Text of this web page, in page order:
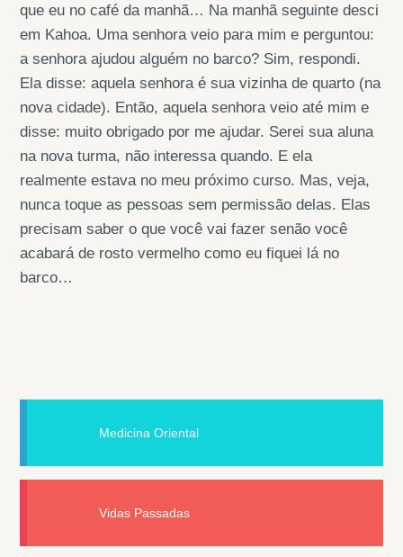
que eu no café da manhã… Na manhã seguinte desci
em Kahoa. Uma senhora veio para mim e perguntou:
a senhora ajudou alguém no barco? Sim, respondi.
Ela disse: aquela senhora é sua vizinha de quarto (na
nova cidade). Então, aquela senhora veio até mim e
disse: muito obrigado por me ajudar. Serei sua aluna
na nova turma, não interessa quando. E ela
realmente estava no meu próximo curso. Mas, veja,
nunca toque as pessoas sem permissão delas. Elas
precisam saber o que você vai fazer senão você
acabará de rosto vermelho como eu fiquei lá no
barco…
Medicina Oriental
Vidas Passadas